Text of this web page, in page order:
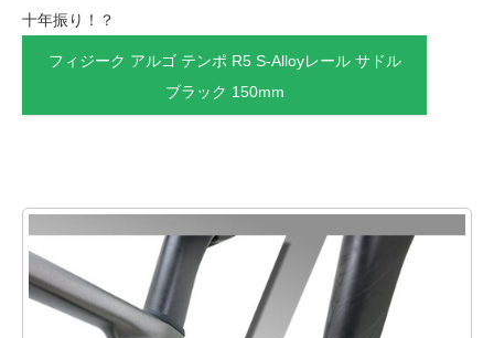
十年振り！？
フィジーク アルゴ テンポ R5 S-Alloyレール サドル
ブラック 150mm